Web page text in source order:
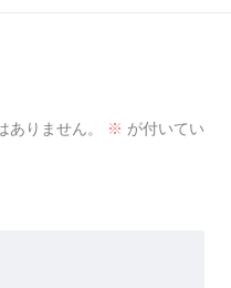
ありません。 ※ が付いてい